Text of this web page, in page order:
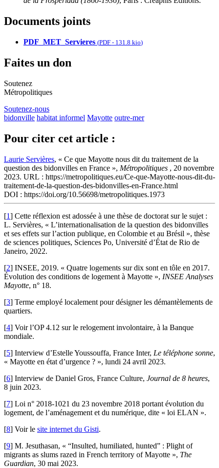
Documents joints
PDF_MET_Servieres (PDF - 131.8 kio)
Faites un don
Soutenez
Métropolitiques
Soutenez-nous
bidonville habitat informel Mayotte outre-mer
Pour citer cet article :
Laurie Servières, « Ce que Mayotte nous dit du traitement de la
question des bidonvilles en France », Métropolitiques , 20 novembre
2023. URL : https://metropolitiques.eu/Ce-que-Mayotte-nous-dit-du-
traitement-de-la-question-des-bidonvilles-en-France.html
DOI : https://doi.org/10.56698/metropolitiques.1973
[1] Cette réflexion est adossée à une thèse de doctorat sur le sujet :
L. Servières, « L’internationalisation de la question des bidonvilles
et ses effets sur l’action publique, en Colombie et au Brésil », thèse
de sciences politiques, Sciences Po, Université d’État de Rio de
Janeiro, 2022.
[2] INSEE, 2019. « Quatre logements sur dix sont en tôle en 2017.
Évolution des conditions de logement à Mayotte », INSEE Analyses
Mayotte, n° 18.
[3] Terme employé localement pour désigner les démantèlements de
quartiers.
[4] Voir l’OP 4.12 sur le relogement involontaire, à la Banque
mondiale.
[5] Interview d’Estelle Youssouffa, France Inter, Le téléphone sonne,
« Mayotte en état d’urgence ? », lundi 24 avril 2023.
[6] Interview de Daniel Gros, France Culture, Journal de 8 heures,
8 juin 2023.
[7] Loi n° 2018-1021 du 23 novembre 2018 portant évolution du
logement, de l’aménagement et du numérique, dite « loi ELAN ».
[8] Voir le site internet du Gisti.
[9] M. Jesuthasan, « “Insulted, humiliated, hunted” : Plight of
migrants as slums razed in French territory of Mayotte », The
Guardian, 30 mai 2023.